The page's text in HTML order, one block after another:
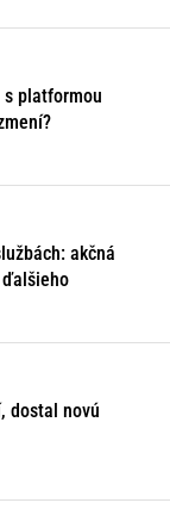
platformou
akčná
dostal novú